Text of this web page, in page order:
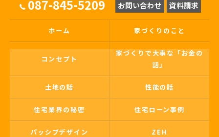
087-845-5209 お問い合わせ 資料請求
ホーム 家づくりのこと
コンセプト
家づくりで大事な「お金の
話」
土地の話 性能の話
住宅業界の秘密 住宅ローン事例
パッシブデザイン ZEH